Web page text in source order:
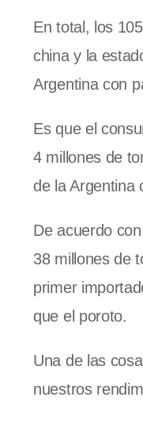
En total, los
china y la
Argentinacon
Es que el
4 millones de
de la Argentina
De acuerdo
38 millones de
primer
que el poroto.
Una de las
nuestros